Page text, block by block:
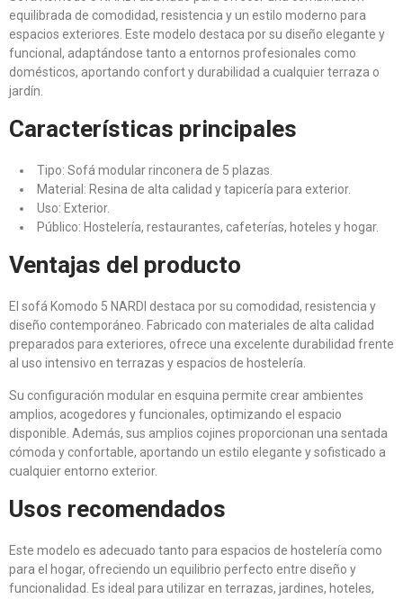
equilibrada de comodidad, resistencia y un estilo moderno para
espacios exteriores. Este modelo destaca por su diseño elegante y
funcional, adaptándose tanto a entornos profesionales como
domésticos, aportando confort y durabilidad a cualquier terraza o
jardín.
Características principales
Tipo: Sofá modular rinconera de 5 plazas.
Material: Resina de alta calidad y tapicería para exterior.
Uso: Exterior.
Público: Hostelería, restaurantes, cafeterías, hoteles y hogar.
Ventajas del producto
El sofá Komodo 5 NARDI destaca por su comodidad, resistencia y
diseño contemporáneo. Fabricado con materiales de alta calidad
preparados para exteriores, ofrece una excelente durabilidad frente
al uso intensivo en terrazas y espacios de hostelería.
Su configuración modular en esquina permite crear ambientes
amplios, acogedores y funcionales, optimizando el espacio
disponible. Además, sus amplios cojines proporcionan una sentada
cómoda y confortable, aportando un estilo elegante y sofisticado a
cualquier entorno exterior.
Usos recomendados
Este modelo es adecuado tanto para espacios de hostelería como
para el hogar, ofreciendo un equilibrio perfecto entre diseño y
funcionalidad. Es ideal para utilizar en terrazas, jardines, hoteles,